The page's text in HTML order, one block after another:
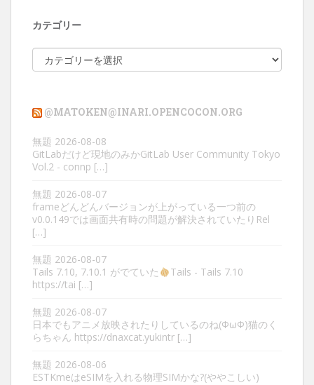
カテゴリー
テ
ー
@MATOKEN@INARI.OPENCOCON.ORG
無題 2026-08-08
GitLabだけど現地のみかGitLab User Community Tokyo
Vol.2 - connp […]
無題 2026-08-07
frameどんどんバージョンが上がっている一つ前の
v0.0.149では画面共有時の問題が解決されていたりRel
[…]
無題 2026-08-07
Tails 7.10, 7.10.1 がでていた
Tails - Tails 7.10
https://tai […]
無題 2026-08-07
日本でもアニメ放映されたりしているのね(ΦωΦ)猫のく
らちゃん https://dnaxcat.yukintr […]
無題 2026-08-06
ESTKmeはeSIMを入れる物理SIMかな?(ややこしい)